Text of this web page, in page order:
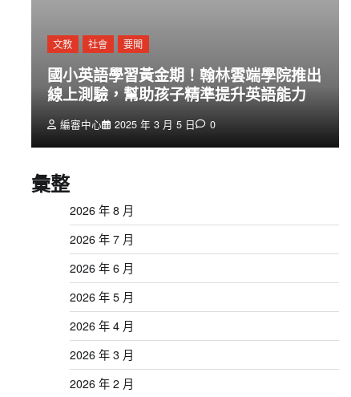
文教 社會 要聞
國小英語學習黃金期！翰林雲端學院推出
線上測驗，幫助孩子精準提升英語能力
編審中心 2025 年 3 月 5 日 0
彙整
2026 年 8 月
2026 年 7 月
2026 年 6 月
2026 年 5 月
2026 年 4 月
2026 年 3 月
2026 年 2 月